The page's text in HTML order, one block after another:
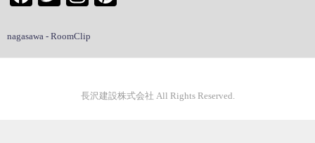
nagasawa - RoomClip
長沢建設株式会社 All Rights Reserved.